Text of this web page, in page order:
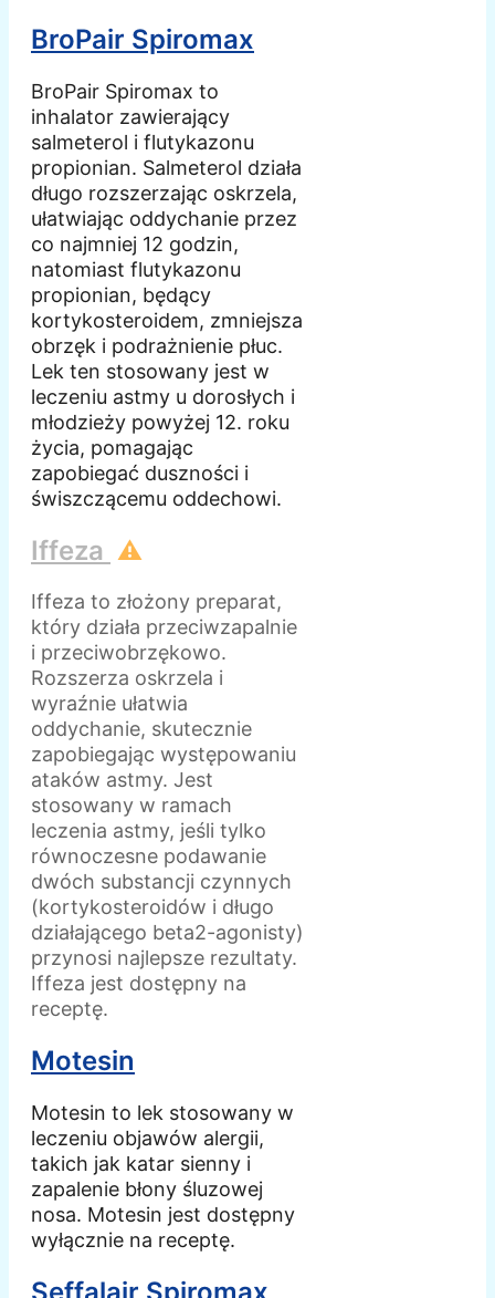
BroPair Spiromax
BroPair Spiromax to
inhalator zawierający
salmeterol i flutykazonu
propionian. Salmeterol działa
długo rozszerzając oskrzela,
ułatwiając oddychanie przez
co najmniej 12 godzin,
natomiast flutykazonu
propionian, będący
kortykosteroidem, zmniejsza
obrzęk i podrażnienie płuc.
Lek ten stosowany jest w
leczeniu astmy u dorosłych i
młodzieży powyżej 12. roku
życia, pomagając
zapobiegać duszności i
świszczącemu oddechowi.
Iffeza ⚠️
Iffeza to złożony preparat,
który działa przeciwzapalnie
i przeciwobrzękowo.
Rozszerza oskrzela i
wyraźnie ułatwia
oddychanie, skutecznie
zapobiegając występowaniu
ataków astmy. Jest
stosowany w ramach
leczenia astmy, jeśli tylko
równoczesne podawanie
dwóch substancji czynnych
(kortykosteroidów i długo
działającego beta2-agonisty)
przynosi najlepsze rezultaty.
Iffeza jest dostępny na
receptę.
Motesin
Motesin to lek stosowany w
leczeniu objawów alergii,
takich jak katar sienny i
zapalenie błony śluzowej
nosa. Motesin jest dostępny
wyłącznie na receptę.